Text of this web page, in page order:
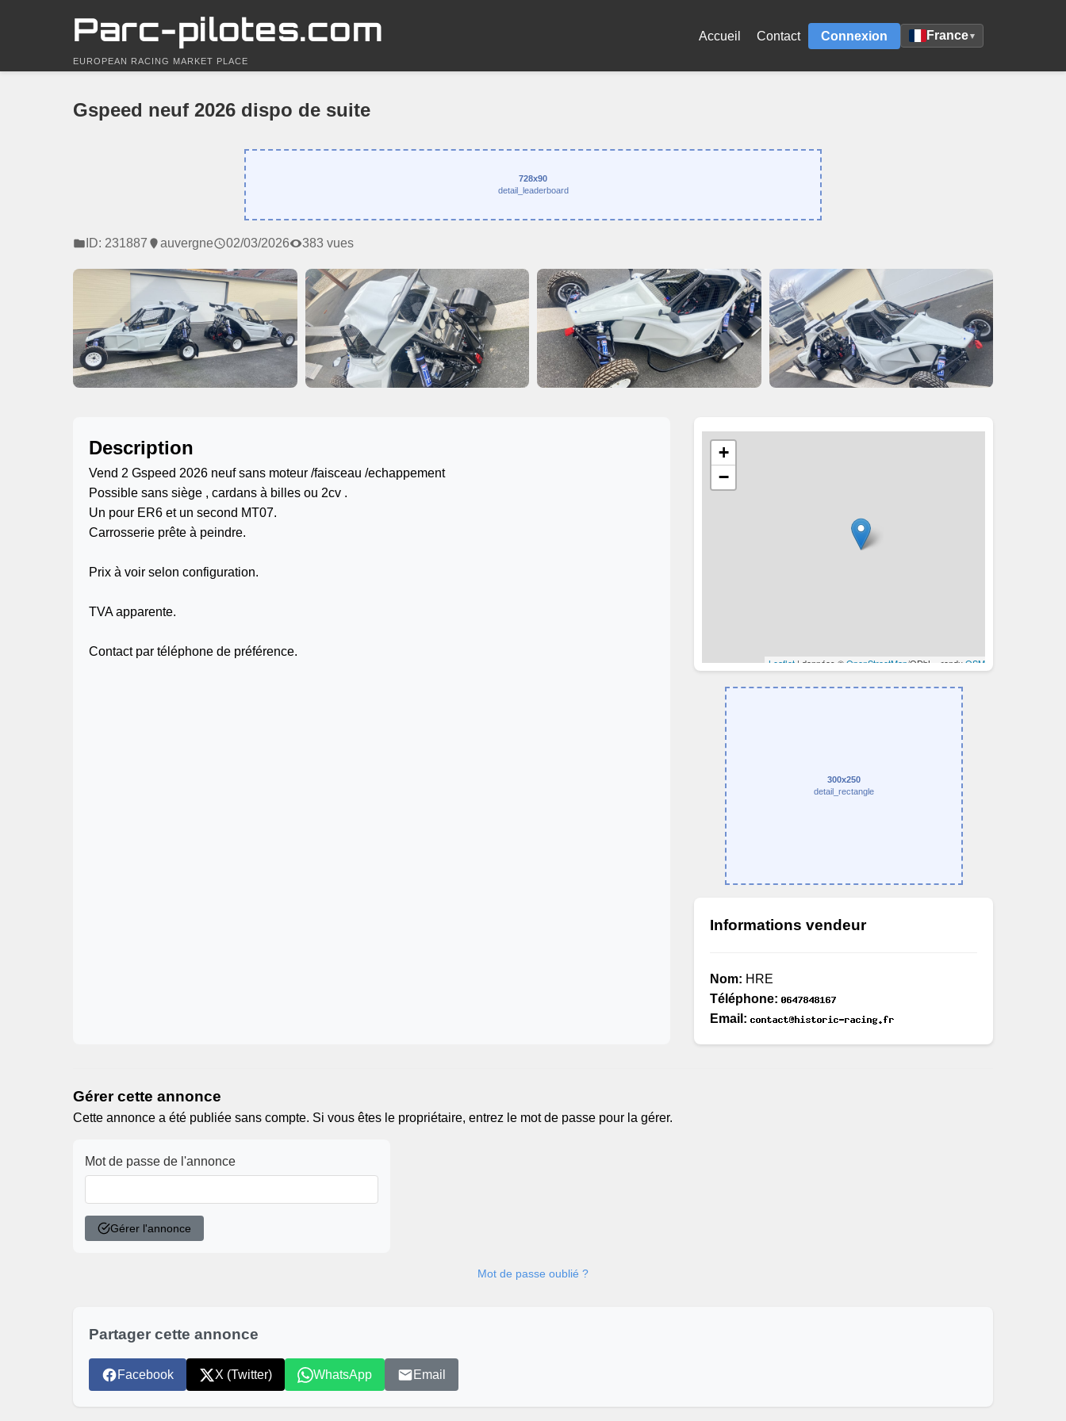
Parc-pilotes.com
EUROPEAN RACING MARKET PLACE
Accueil Contact Connexion France▾
Gspeed neuf 2026 dispo de suite
728x90
detail_leaderboard
ID: 231887 auvergne 02/03/2026 383 vues
Description
Vend 2 Gspeed 2026 neuf sans moteur /faisceau /echappement
Possible sans siège , cardans à billes ou 2cv .
Un pour ER6 et un second MT07.
Carrosserie prête à peindre.
Prix à voir selon configuration.
TVA apparente.
Contact par téléphone de préférence.
300x250
detail_rectangle
Informations vendeur
Nom: HRE
Téléphone:
Email:
Gérer cette annonce
Cette annonce a été publiée sans compte. Si vous êtes le propriétaire, entrez le mot de passe pour la gérer.
Mot de passe de l'annonce
Gérer l'annonce
Mot de passe oublié ?
Partager cette annonce
Facebook X (Twitter) WhatsApp Email